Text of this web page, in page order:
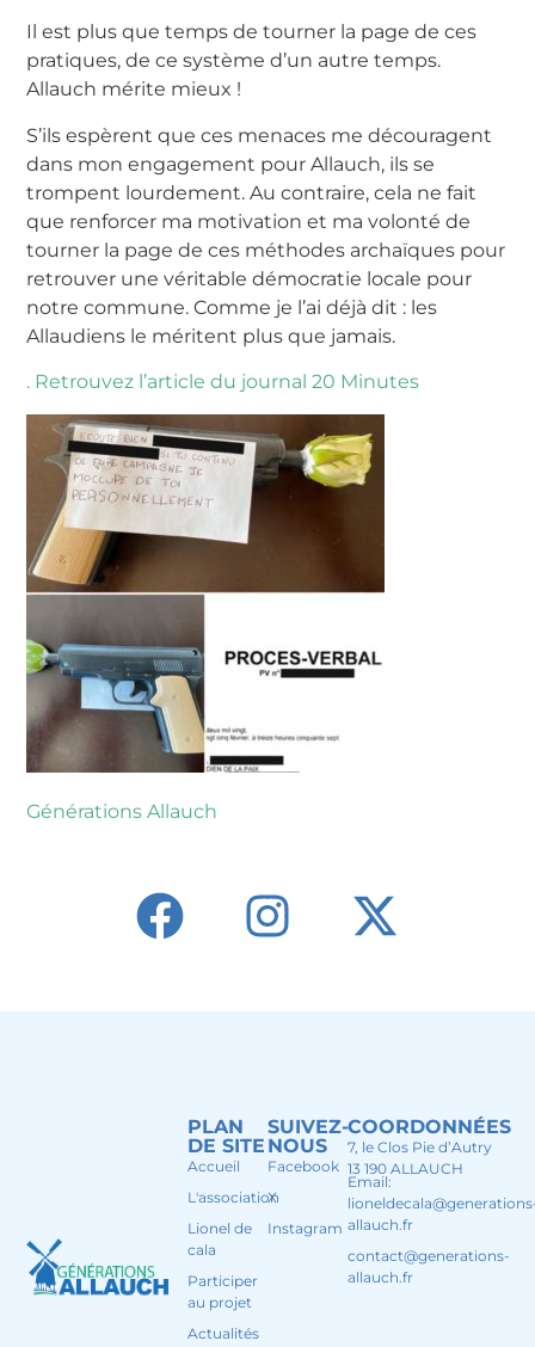
Il est plus que temps de tourner la page de ces
pratiques, de ce système d’un autre temps.
Allauch mérite mieux !
S’ils espèrent que ces menaces me découragent
dans mon engagement pour Allauch, ils se
trompent lourdement. Au contraire, cela ne fait
que renforcer ma motivation et ma volonté de
tourner la page de ces méthodes archaïques pour
retrouver une véritable démocratie locale pour
notre commune. Comme je l’ai déjà dit : les
Allaudiens le méritent plus que jamais.
. Retrouvez l’article du journal 20 Minutes
Générations Allauch
SUIVEZ-
NOUS
Facebook
X
Instagram
PLAN
DE SITE
Accueil
L'association
Lionel de
cala
Participer
au projet
Actualités
COORDONNÉES
7, le Clos Pie d’Autry
13 190 ALLAUCH
Email:
allauch.fr
contact@generations-
allauch.fr